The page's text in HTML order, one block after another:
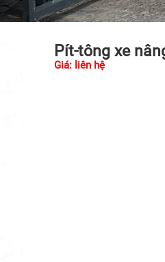
Pít-tông xe
Giá: liên hệ